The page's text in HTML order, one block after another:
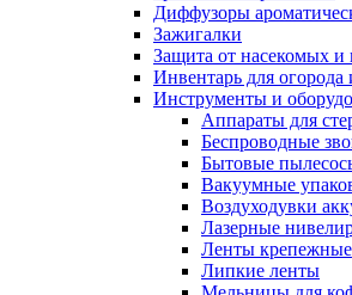
Диффузоры
Зажигалки
Защита от насекомых и
Инвентарь для огорода
Инструменты и
Аппараты для
Беспроводные
Бытовые
Вакуумные
Воздуходувки
Лазерные
Ленты крепежные
Липкие ленты